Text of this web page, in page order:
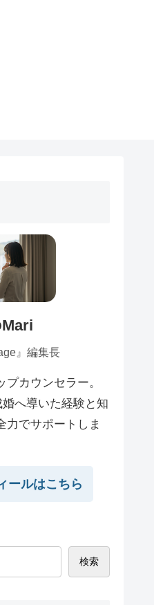
』編集長
カウンセラー。
へ導いた経験と知
力でサポートしま
ールはこちら
検索